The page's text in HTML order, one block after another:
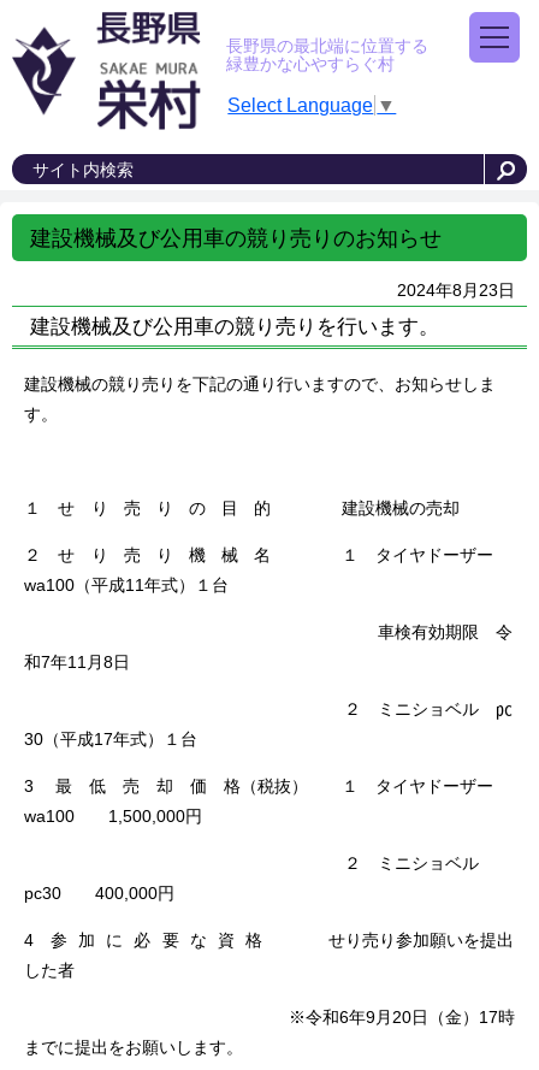
長野県の最北端に位置する
緑豊かな心やすらぐ村
Select Language ▼
建設機械及び公用車の競り売りのお知らせ
2024年8月23日
建設機械及び公用車の競り売りを行います。
建設機械の競り売りを下記の通り行いますので、お知らせしま
す。
１ せ り売りの目的 建設機械の売却
２ せ り売り機械名
１ タイヤドーザー
wa100（平成11年式）１台
車検有効期限 令
和7年11月8日
２ ミニショベル ㍶
30（平成17年式）１台
3 最 低 売 却 価 格（税抜） １ タイヤドーザー
wa100 1,500,000円
２ ミニショベル
pc30 400,000円
4 参加に必要な資格
せり売り参加願いを提出
した者
※令和6年9月20日（金）17時
までに提出をお願いします。